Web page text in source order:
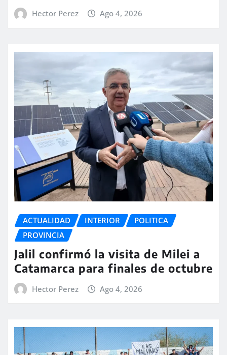
Hector Perez Ago 4, 2026
ACTUALIDAD INTERIOR
POLITICA
PROVINCIA
Jalil confirmó la visita de Milei a
Catamarca para finales de octubre
Hector Perez Ago 4, 2026